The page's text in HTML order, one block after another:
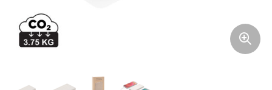
Home en living
Health en wellness
Kantoorartikelen